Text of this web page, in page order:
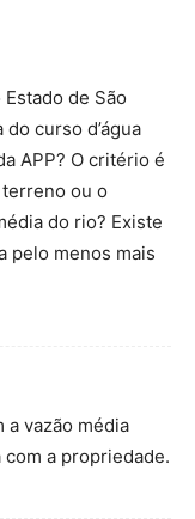
de São
curso d’água
APP? O critério é
ou o
do rio? Existe
pelo menos mais
a vazão média
a propriedade.